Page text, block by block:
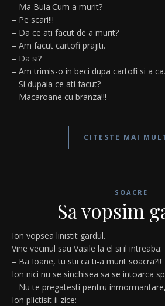
– Ma Bula.Cum a murit?
– Pe scari!!!
– Da ce ati facut de a murit?
– Am facut cartofi prajiti.
– Da si?
– Am trimis-o in beci dupa cartofi si a
– Si dupaia ce ati facut?
– Macaroane cu branza!!!
CITESTE MAI
SOACRE
Sa vopsim
Ion vopsea linistit gardul.
Vine vecinul sau Vasile la el si il intreaba:
– Ba Ioane, tu stii ca ti-a murit soacra?!!
Ion nici nu se sinchisea sa se intoarca
– Nu te pregatesti pentru
Ion plictisit ii zice: